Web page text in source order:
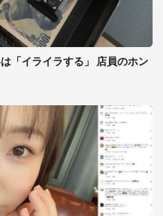
「イライラする」 店員のホン